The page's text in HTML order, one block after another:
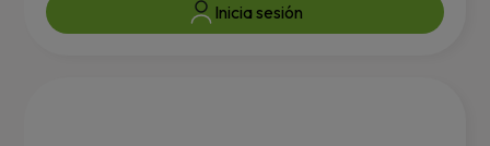
Inicia sesión